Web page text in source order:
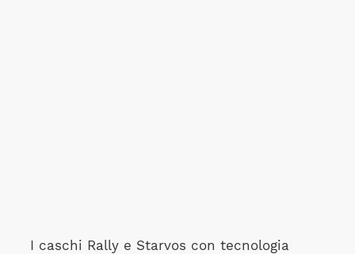
I caschi Rally e Starvos con tecnologia